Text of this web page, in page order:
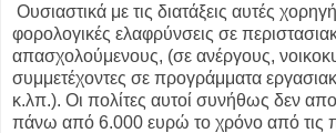
Ουσιαστικά με τις διατάξεις αυτές
φορολογικές ελαφρύνσεις σε
απασχολούμενους, (σε ανέργους,
συμμετέχοντες σε προγράμματα
κ.λπ.). Οι πολίτες αυτοί συνήθως δεν
πάνω από 6.000 ευρώ το χρόνο από τις